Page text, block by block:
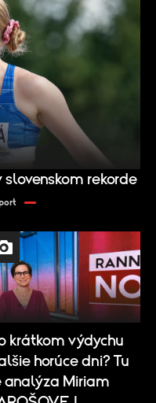
rekorde
krátkom výdychu
horúce dni? Tu
analýza Miriam